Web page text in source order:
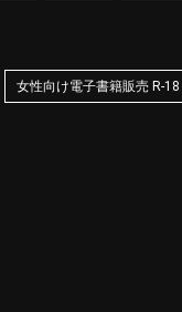
女性向け電子書籍販売 R-18